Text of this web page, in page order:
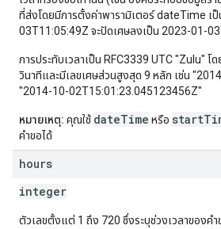
ที่ส่งโดยมีการตั้งค่าพารามิเตอร์ dateTime เ
03T11:05:49Z จะปัดเศษลงเป็น 2023-01-
การประทับเวลาเป็น RFC3339 UTC "Zulu" โ
วินาทีและมีเลขเศษส่วนสูงสุด 9 หลัก เช่น
"2014-10-02T15:01:23.045123456Z"
หมายเหตุ: คุณใช้ dateTime หรือ
คำขอได้
hours
integer
ตัวเลขตั้งแต่ 1 ถึง 720 ซึ่งระบุช่วงเวลาของคำ